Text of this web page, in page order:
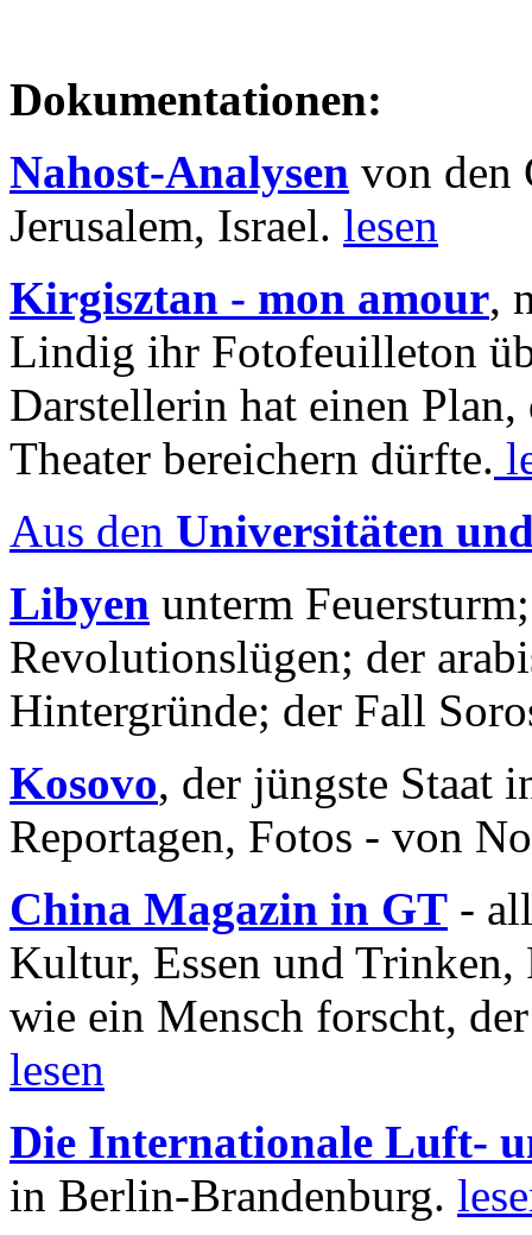
Dokumentationen:
Nahost-Analysen von den
Jerusalem, Israel. lesen
Kirgisztan - mon amour,
Lindig ihr Fotofeuilleton
Darstellerin hat einen Plan,
Theater bereichern dürfte.
Aus den Universitäten
Libyen unterm
Revolutionslügen; der
Hintergründe; der Fall
Kosovo, der jüngste Staat
Reportagen, Fotos - von
China Magazin in GT -
Kultur, Essen und
wie ein Mensch forscht,
lesen
Die Internationale Luft-
in Berlin-Brandenburg.